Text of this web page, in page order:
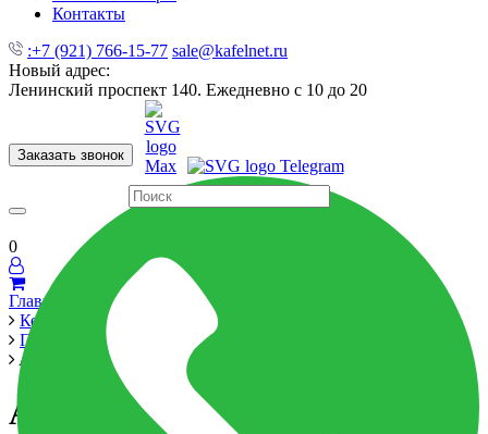
Контакты
:+7 (921) 766-15-77 sale@kafelnet.ru
Новый адрес:
Ленинский проспект 140. Ежедневно с 10 до 20
Заказать звонок
60x120 60x60 Для ванной Для кухни
0
Главная
Керамика
Производители
Atlas Concorde Italy
Atlas Concorde Italy